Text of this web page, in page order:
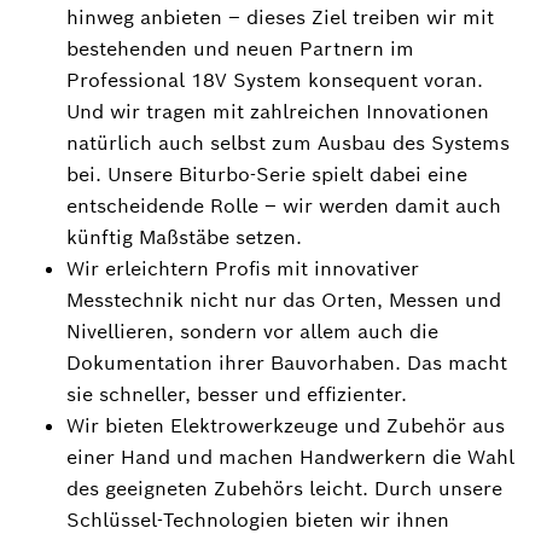
hinweg anbieten ‒ dieses Ziel treiben wir mit
bestehenden und neuen Partnern im
Professional 18V System konsequent voran.
Und wir tragen mit zahlreichen Innovationen
natürlich auch selbst zum Ausbau des Systems
bei. Unsere Biturbo-Serie spielt dabei eine
entscheidende Rolle ‒ wir werden damit auch
künftig Maßstäbe setzen.
Wir erleichtern Profis mit innovativer
Messtechnik nicht nur das Orten, Messen und
Nivellieren, sondern vor allem auch die
Dokumentation ihrer Bauvorhaben. Das macht
sie schneller, besser und effizienter.
Wir bieten Elektrowerkzeuge und Zubehör aus
einer Hand und machen Handwerkern die Wahl
des geeigneten Zubehörs leicht. Durch unsere
Schlüssel-Technologien bieten wir ihnen